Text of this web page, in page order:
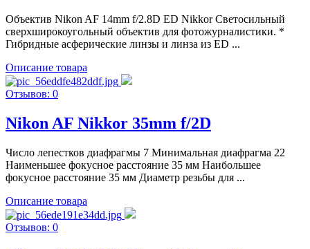
Объектив Nikon AF 14mm f/2.8D ED Nikkor Светосильный
сверхширокоугольный объектив для фотожурналистики. *
Гибридные асферические линзы и линза из ED ...
Описание товара
Отзывов: 0
Nikon AF Nikkor 35mm f/2D
Число лепестков диафрагмы 7 Минимальная диафрагма 22
Наименьшее фокусное расстояние 35 мм Наибольшее
фокусное расстояние 35 мм Диаметр резьбы для ...
Описание товара
Отзывов: 0